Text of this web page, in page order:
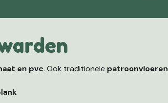
en pvc. Ook traditionele patroonvloeren